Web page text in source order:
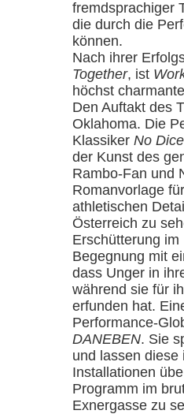
fremdsprachiger
die durch die
können.
Nach ihrer
Together, ist
höchst
Den Auftakt des
Oklahoma. Die
Klassiker No Dice
der Kunst des
Rambo-Fan und
Romanvorlage
athletischen
Österreich zu
Erschütterung
Begegnung mit
dass Unger in
während sie für
erfunden hat.
Performance-
DANEBEN. Sie
und lassen
Installationen
Programm im
Exnergasse zu